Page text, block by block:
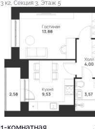
3 к2, Секция 3, Этаж 5